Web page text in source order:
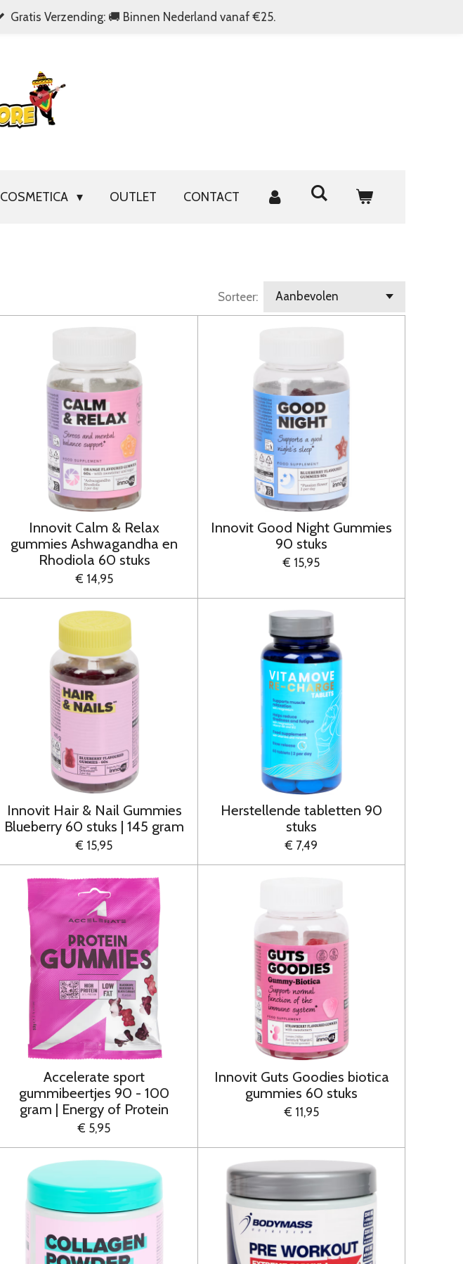
Gratis Verzending: 🚚 Binnen Nederland vanaf €25.
COSMETICA OUTLET CONTACT
Sorteer:
Innovit Calm & Relax
gummies Ashwagandha en
Rhodiola 60 stuks
€ 14,95
Innovit Good Night Gummies
90 stuks
€ 15,95
Innovit Hair & Nail Gummies
Blueberry 60 stuks | 145 gram
€ 15,95
Herstellende tabletten 90
stuks
€ 7,49
Accelerate sport
gummibeertjes 90 - 100
gram | Energy of Protein
€ 5,95
Innovit Guts Goodies biotica
gummies 60 stuks
€ 11,95